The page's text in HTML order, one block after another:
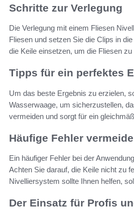
Schritte zur Verlegung
Die Verlegung mit einem Fliesen
Fliesen und setzen Sie die Clips in
die Keile einsetzen, um die Fliesen zu
Tipps für ein perfektes
Um das beste Ergebnis zu erzielen,
Wasserwaage, um sicherzustellen,
vermeiden und sorgt für ein
Häufige Fehler
Ein häufiger Fehler bei der
Achten Sie darauf, die Keile nicht zu
Nivelliersystem sollte Ihnen helfen,
Der Einsatz für Profis